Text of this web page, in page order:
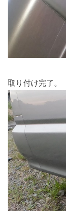
取り付け完了。